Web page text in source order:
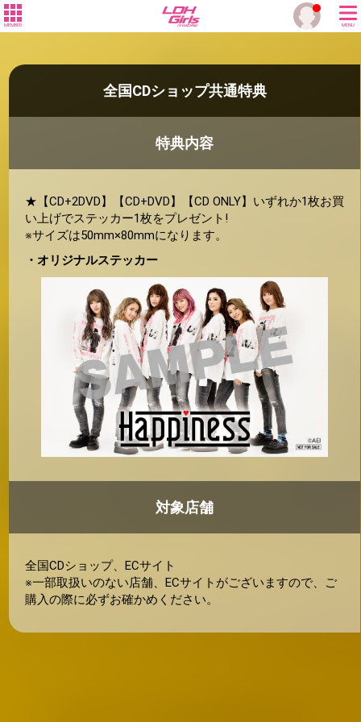
MEMBER MENU
全国CDショップ共通特典
特典内容
★【CD+2DVD】【CD+DVD】【CD ONLY】いずれか1枚お買
い上げでステッカー1枚をプレゼント!
※サイズは50mm×80mmになります。
・オリジナルステッカー
対象店舗
全国CDショップ、ECサイト
※一部取扱いのない店舗、ECサイトがございますので、ご
購入の際に必ずお確かめください。